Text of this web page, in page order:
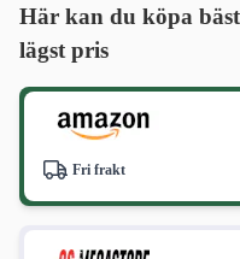
Här kan du köpa
lägst pris
Fri frakt